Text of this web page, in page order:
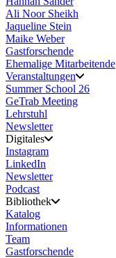
Ali Noor Sheikh
Jaqueline Stein
Maike Weber
Gastforschende
Ehemalige Mitarbeitende
Veranstaltungen
Summer School 26
GeTrab Meeting
Lehrstuhl
Newsletter
Digitales
Instagram
LinkedIn
Newsletter
Podcast
Bibliothek
Katalog
Informationen
Team
Gastforschende